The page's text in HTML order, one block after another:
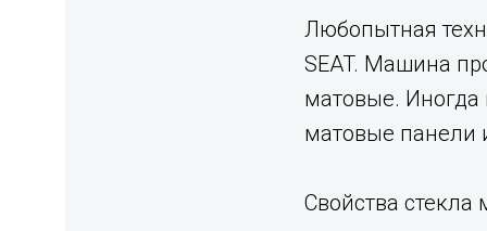
Любопытная
SEAT. Машина
матовые. Иногда
матовые панели
Свойства